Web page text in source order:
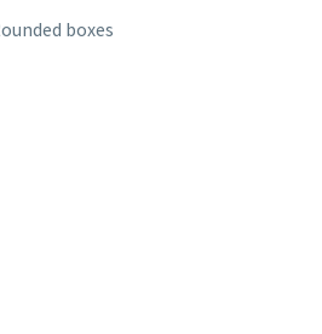
boxes